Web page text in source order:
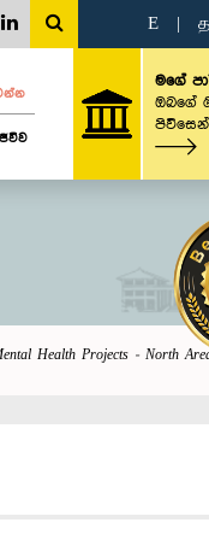
E த
මගේ
ඔබගේ
Mental Health Projects - North